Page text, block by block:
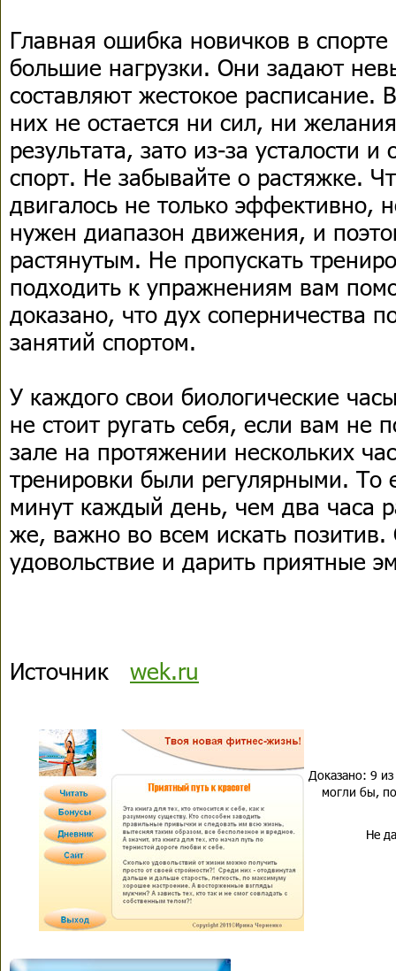
Главная ошибка новичков в
большие нагрузки. Они задают
составляют жестокое расписание.
них не остается ни сил, ни
результата, зато из-за усталости
спорт. Не забывайте о растяжке.
двигалось не только эффективно,
нужен диапазон движения, и
растянутым. Не пропускать
подходить к упражнениям вам
доказано, что дух соперничества
занятий спортом.
У каждого свои биологические
не стоит ругать себя, если вам не
зале на протяжении нескольких
тренировки были регулярными. То
минут каждый день, чем два часа
же, важно во всем искать
удовольствие и дарить приятные
Источник wek.ru
Доказано: 9
могли бы,
Не